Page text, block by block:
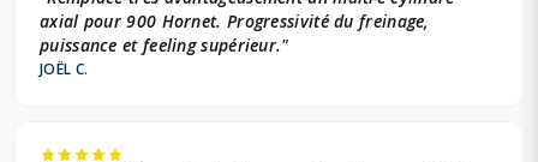
axial pour 900 Hornet. Progressivité du freinage,
puissance et feeling supérieur."
JOËL C.